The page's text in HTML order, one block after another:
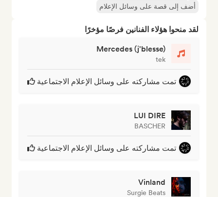
أضف إلى قصة على وسائل الإعلام
لقد منحوا هؤلاء الفنانين فرصًا مؤخرًا
Mercedes (j'blesse)
tek
تمت مشاركته على وسائل الإعلام الاجتماعية
LUI DIRE
BASCHER
تمت مشاركته على وسائل الإعلام الاجتماعية
Vinland
Surgie Beats